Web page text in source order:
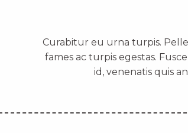
Curabitur eu urna turpis.
fames ac turpis egestas.
id, venenatis quis